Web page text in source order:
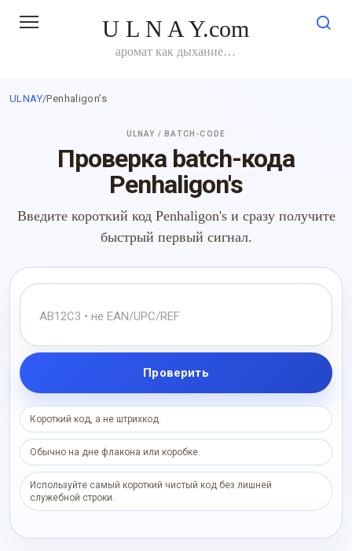
U L N A Y.com
аромат как дыхание…
ULNAY/Penhaligon's
ULNAY / BATCH-CODE
Проверка batch-кода
Penhaligon's
Введите короткий код Penhaligon's и сразу получите
быстрый первый сигнал.
Проверить
Короткий код, а не штрихкод.
Обычно на дне флакона или коробке.
Используйте самый короткий чистый код без лишней
служебной строки.